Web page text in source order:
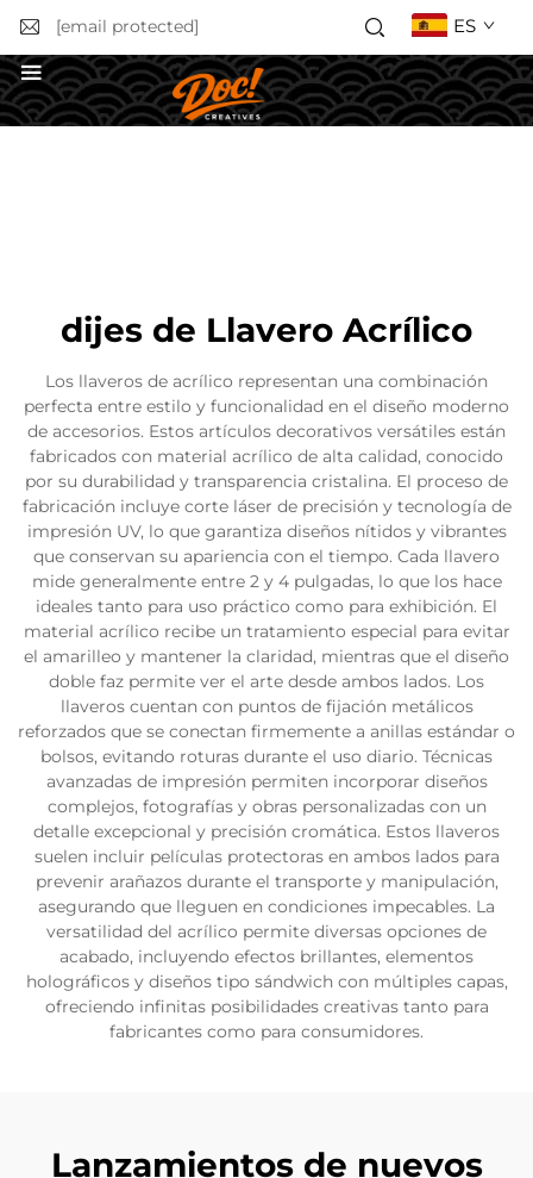
[email protected] ES
dijes de Llavero Acrílico
Los llaveros de acrílico representan una combinación
perfecta entre estilo y funcionalidad en el diseño moderno
de accesorios. Estos artículos decorativos versátiles están
fabricados con material acrílico de alta calidad, conocido
por su durabilidad y transparencia cristalina. El proceso de
fabricación incluye corte láser de precisión y tecnología de
impresión UV, lo que garantiza diseños nítidos y vibrantes
que conservan su apariencia con el tiempo. Cada llavero
mide generalmente entre 2 y 4 pulgadas, lo que los hace
ideales tanto para uso práctico como para exhibición. El
material acrílico recibe un tratamiento especial para evitar
el amarilleo y mantener la claridad, mientras que el diseño
doble faz permite ver el arte desde ambos lados. Los
llaveros cuentan con puntos de fijación metálicos
reforzados que se conectan firmemente a anillas estándar o
bolsos, evitando roturas durante el uso diario. Técnicas
avanzadas de impresión permiten incorporar diseños
complejos, fotografías y obras personalizadas con un
detalle excepcional y precisión cromática. Estos llaveros
suelen incluir películas protectoras en ambos lados para
prevenir arañazos durante el transporte y manipulación,
asegurando que lleguen en condiciones impecables. La
versatilidad del acrílico permite diversas opciones de
acabado, incluyendo efectos brillantes, elementos
holográficos y diseños tipo sándwich con múltiples capas,
ofreciendo infinitas posibilidades creativas tanto para
fabricantes como para consumidores.
Lanzamientos de nuevos